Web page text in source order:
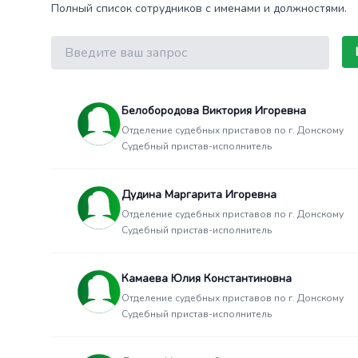
Полный список сотрудников с именами и должностями.
Поиск
Белобородова Виктория Игоревна
Отделение судебных приставов по г. Донскому
Судебный пристав-исполнитель
Дудина Маргарита Игоревна
Отделение судебных приставов по г. Донскому
Судебный пристав-исполнитель
Камаева Юлия Константиновна
Отделение судебных приставов по г. Донскому
Судебный пристав-исполнитель